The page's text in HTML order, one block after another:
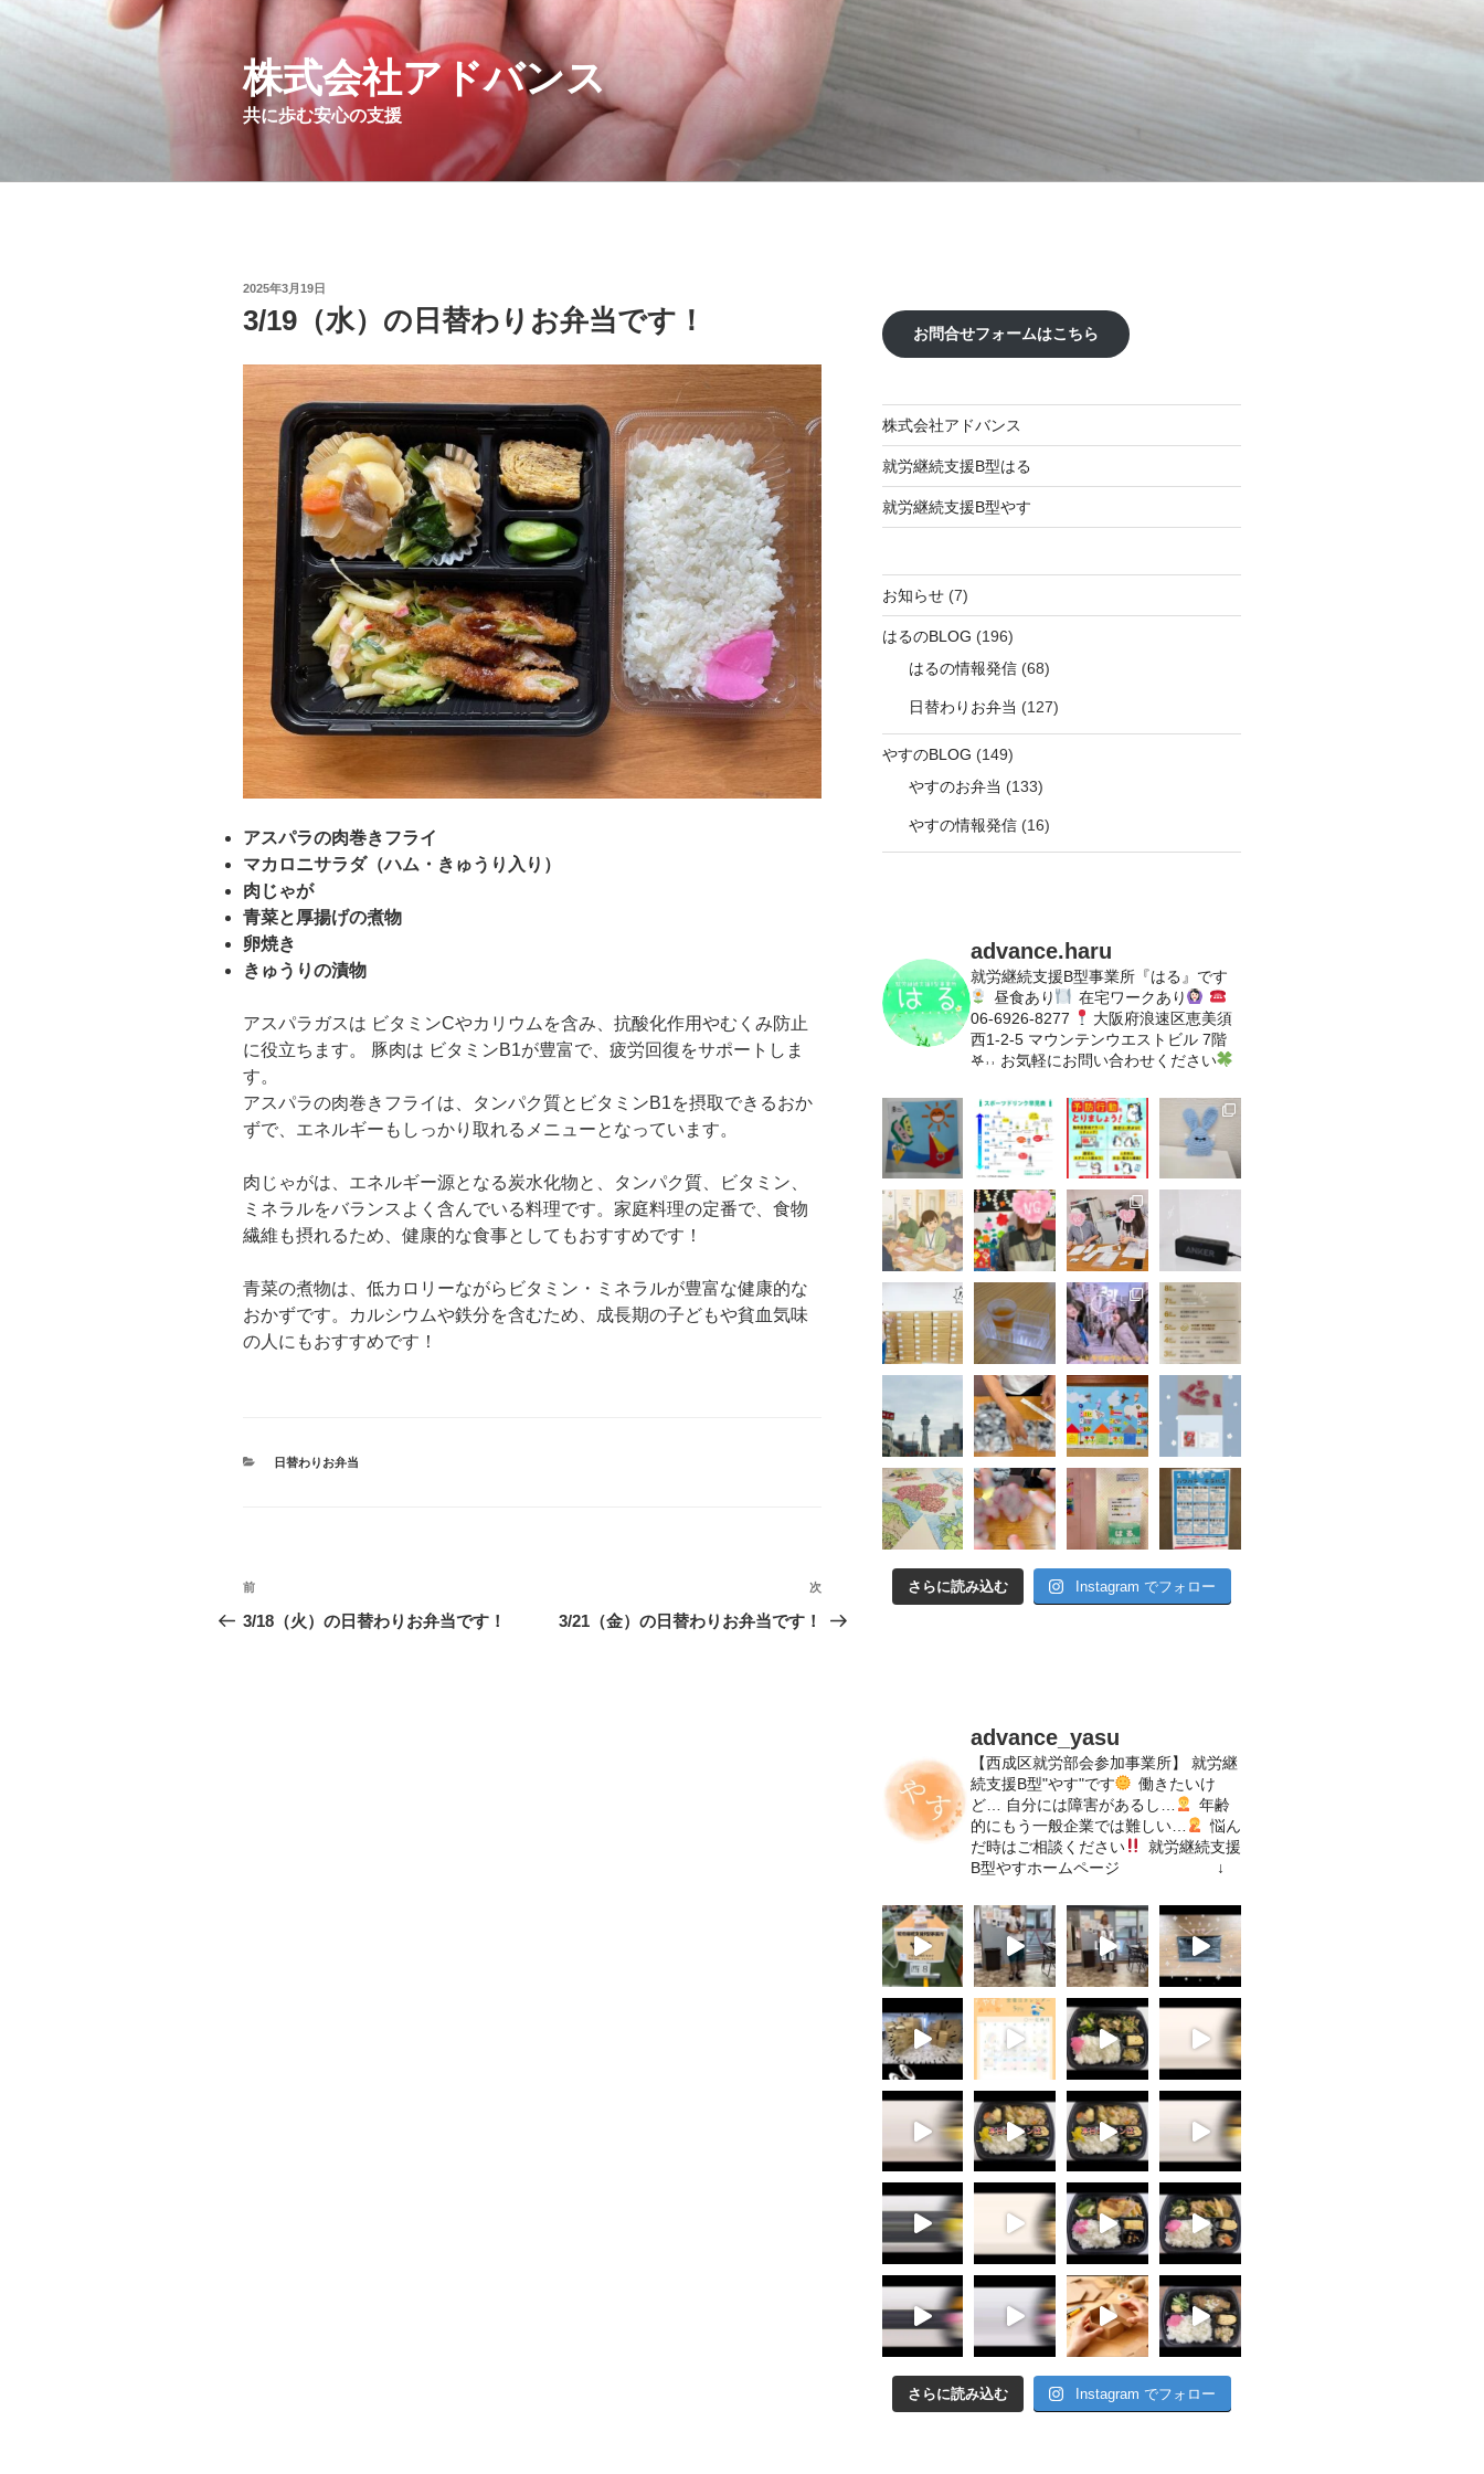
株式会社アドバンス
共に歩む安心の支援
投
日:
2025年3月19日
3/19（水）の日替わりお弁当です！
アスパラの肉巻きフライ
マカロニサラダ（ハム・きゅうり入り）
肉じゃが
青菜と厚揚げの煮物
卵焼き
きゅうりの漬物
アスパラガスは ビタミンCやカリウムを含み、抗酸化作用やむくみ防止
に役立ちます。 豚肉は ビタミンB1が豊富で、疲労回復をサポートしま
す。
アスパラの肉巻きフライは、タンパク質とビタミンB1を摂取できるおか
ずで、エネルギーもしっかり取れるメニューとなっています。
肉じゃがは、エネルギー源となる炭水化物と、タンパク質、ビタミン、
ミネラルをバランスよく含んでいる料理です。家庭料理の定番で、食物
繊維も摂れるため、健康的な食事としてもおすすめです！
青菜の煮物は、低カロリーながらビタミン・ミネラルが豊富な健康的な
おかずです。カルシウムや鉄分を含むため、成長期の子どもや貧血気味
の人にもおすすめです！
カ
日替わりお弁当
投
稿
前
の
前
3/18（火）の日替わりお弁当です！
次
の
次
3/21（金）の日替わりお弁当です！
お問合せフォームはこちら
株式会社アドバンス
就労継続支援B型はる
就労継続支援B型やす
お知らせ(7)
はるのBLOG (196)
はるの情報発信(68)
日替わりお弁当 (127)
やすのBLOG (149)
やすのお弁当 (133)
やすの情報発信(16)
advance.haru
就労継続支援B型事業所『はる』です
昼食あり
在宅ワークあり
06-6926-8277
大阪府浪速区恵美須
西1-2-5 マウンテンウエストビル 7階
𖤐˒˒ お気軽にお問い合わせください
さらに読み込む Instagram でフォロー
advance_yasu
【西成区就労部会参加事業所】
就労継
続支援B型"やす"です
働きたいけ
ど…
自分には障害があるし…
年齢
的にもう一般企業では難しい…
悩ん
だ時はご相談ください
就労継続支援
B型やすホームページ ↓
さらに読み込む Instagram でフォロー